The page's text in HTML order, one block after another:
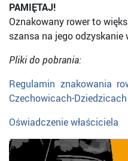
PAMIĘTAJ!
Oznakowany rower to
szansa na jego odzyskanie
Pliki do pobrania:
Regulamin znakowania
Czechowicach-Dziedzicach
Oświadczenie właściciela